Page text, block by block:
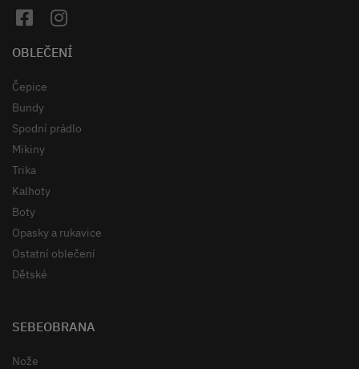
OBLEČENÍ
Čepice
Bundy
Spodní prádlo
Mikiny
Trika
Kalhoty
Boty
Opasky a rukavice
Ostatní oblečení
Dětské
SEBEOBRANA
Nože